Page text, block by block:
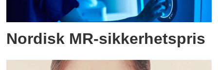
Nordisk MR-sikkerhetspris